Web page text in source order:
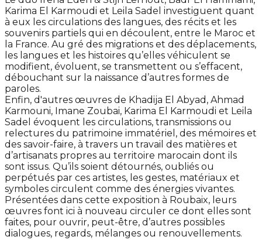
Karima El Karmoudi et Leila Sadel investiguent quant
à eux les circulations des langues, des récits et les
souvenirs partiels qui en découlent, entre le Maroc et
la France. Au gré des migrations et des déplacements,
les langues et les histoires qu’elles véhiculent se
modifient, évoluent, se transmettent ou s’effacent,
débouchant sur la naissance d’autres formes de
paroles.
Enfin, d'autres œuvres de Khadija El Abyad, Ahmad
Karmouni, Imane Zoubai, Karima El Karmoudi et Leila
Sadel évoquent les circulations, transmissions ou
relectures du patrimoine immatériel, des mémoires et
des savoir-faire, à travers un travail des matières et
d’artisanats propres au territoire marocain dont ils
sont issus. Qu’ils soient détournés, oubliés ou
perpétués par ces artistes, les gestes, matériaux et
symboles circulent comme des énergies vivantes.
Présentées dans cette exposition à Roubaix, leurs
œuvres font ici à nouveau circuler ce dont elles sont
faites, pour ouvrir, peut-être, d’autres possibles
dialogues, regards, mélanges ou renouvellements.